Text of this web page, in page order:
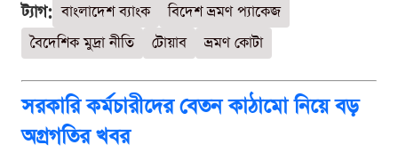
ট্যাগ: বাংলাদেশ ব্যাংক
বিদেশ ভ্রমণ প্যাকেজ
বৈদেশিক মুদ্রা নীতি
টোয়াব ভ্রমণ কোটা
সরকারি কর্মচারীদের বেতন কাঠামো নিয়ে বড়
অগ্রগতির খবর